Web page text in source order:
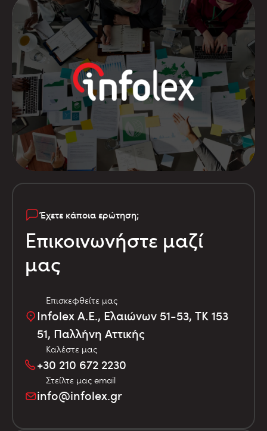
Έχετε κάποια ερώτηση;
Επικοινωνήστε μαζί
μας
Επισκεφθείτε μας
Infolex Α.Ε., Ελαιώνων 51-53, TK 153
51, Παλλήνη Αττικής
Καλέστε μας
+30 210 672 2230
Στείλτε μας email
info@infolex.gr